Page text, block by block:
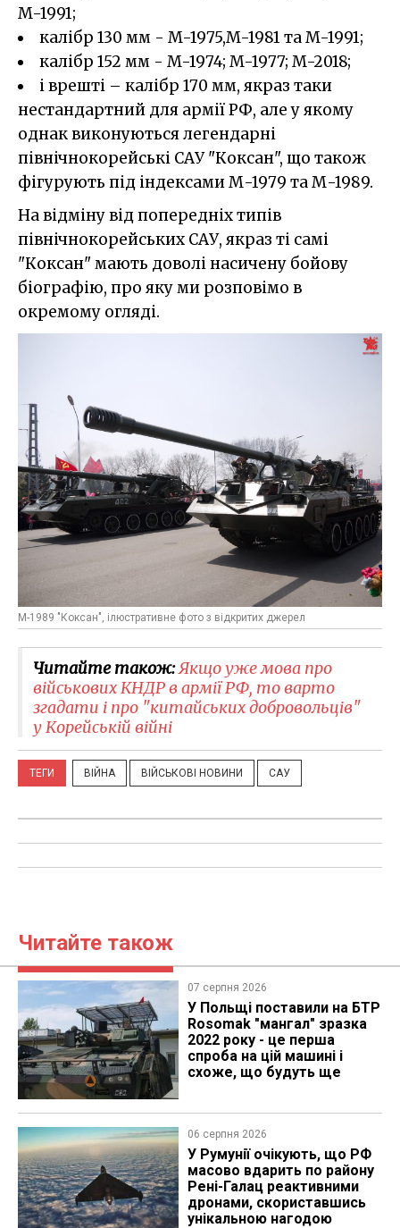
M-1991;
калібр 130 мм - M-1975,M-1981 та M-1991;
калібр 152 мм - M-1974; M-1977; M-2018;
і врешті – калібр 170 мм, якраз таки
нестандартний для армії РФ, але у якому
однак виконуються легендарні
північнокорейські САУ "Коксан", що також
фігурують під індексами М-1979 та М-1989.
На відміну від попередніх типів
північнокорейських САУ, якраз ті самі
"Коксан" мають доволі насичену бойову
біографію, про яку ми розповімо в
окремому огляді.
М-1989 "Коксан", ілюстративне фото з відкритих джерел
Читайте також:Якщо уже мова про
військових КНДР в армії РФ, то варто
згадати і про "китайських добровольців"
у Корейській війні
ТЕГИ ВІЙНА ВІЙСЬКОВІ НОВИНИ САУ
Читайте також
07 серпня 2026
У Польщі поставили на БТР
Rosomak "мангал" зразка
2022 року - це перша
спроба на цій машині і
схоже, що будуть ще
06 серпня 2026
У Румунії очікують, що РФ
масово вдарить по району
Рені-Галац реактивними
дронами, скориставшись
унікальною нагодою